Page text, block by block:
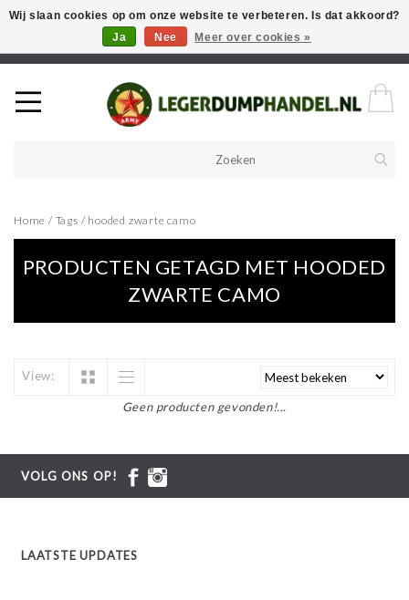
Welkom in onze webshop! Als u een product zoekt en deze niet kan
vinden in de webwinkel, neem vooral contact op!
Home / Tags / hooded zwarte camo
PRODUCTEN GETAGD MET HOODED
ZWARTE CAMO
View:
Geen producten gevonden!...
VOLG ONS OP!
LAATSTE UPDATES
Wij slaan cookies op om onze website te verbeteren. Is dat akkoord?
Ja
Nee Meer over cookies »